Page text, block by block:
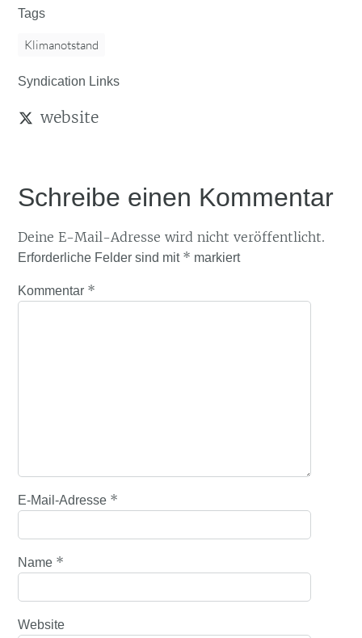
Tags
Klimanotstand
Syndication Links
website
Schreibe einen Kommentar
Deine E-Mail-Adresse wird nicht veröffentlicht.
Erforderliche Felder sind mit * markiert
Kommentar *
E-Mail-Adresse *
Name *
Website